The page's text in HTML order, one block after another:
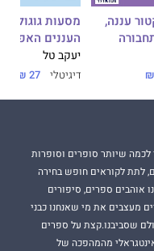
עננה,
מסעות גוגול,
העננים
יעקב טל
דיגיטלי 27 ₪
שיותר סופרים וסופרות
לתת לקוראים חופש בחירה
אוהבים ספרים, סיפורים
מעצבים את מי שאנחנו כבני
שסביבנו.קצת על ספרים
אינטגראלי מהמהפכה של